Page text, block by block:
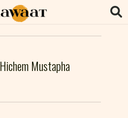
Hichem Mustapha